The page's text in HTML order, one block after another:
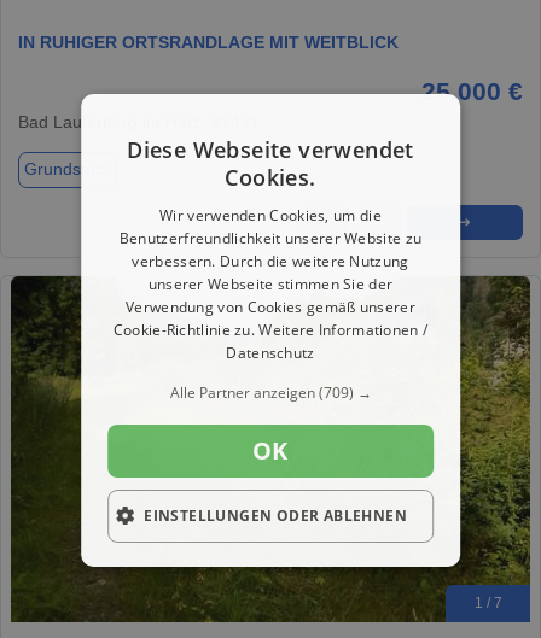
IN RUHIGER ORTSRANDLAGE MIT WEITBLICK
25.000 €
Bad Lauterberg im Harz, 37431
Grundstück
★ ➦ ➜
1 / 7
Diese Webseite verwendet
Cookies.
Wir verwenden Cookies, um die
Benutzerfreundlichkeit unserer Website zu
verbessern. Durch die weitere Nutzung
unserer Webseite stimmen Sie der
Verwendung von Cookies gemäß unserer
Cookie-Richtlinie zu.Weitere Informationen /
Datenschutz
Alle Partner anzeigen(709) →
OK
EINSTELLUNGEN ODER ABLEHNEN